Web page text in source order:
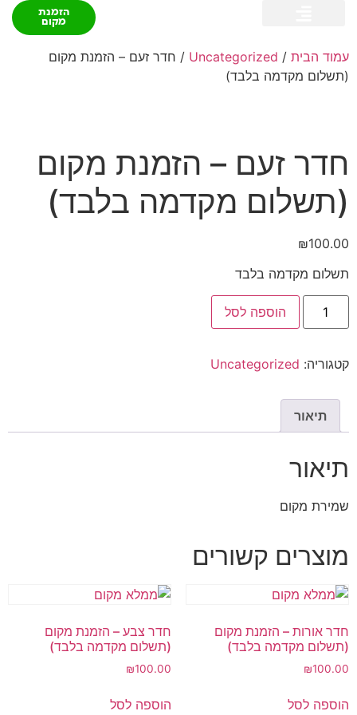
הזמנת
מקום
עמוד הבית /
Uncategorized / חדר זעם – הזמנת מקום
(תשלום מקדמה בלבד)
חדר זעם – הזמנת מקום
(תשלום מקדמה בלבד)
₪100.00
תשלום מקדמה בלבד
הוספה לסל
קטגוריה: Uncategorized
תיאור
תיאור
שמירת מקום
מוצרים קשורים
חדר אורות – הזמנת מקום
(תשלום מקדמה בלבד)
₪100.00
הוספה לסל
חדר צבע – הזמנת מקום
(תשלום מקדמה בלבד)
₪100.00
הוספה לסל